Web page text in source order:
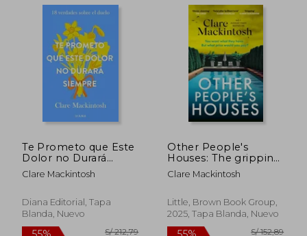
Te Prometo que Este
Dolor no Durará
Siempre: 18 Verdades
Sobre el Duelo
Clare Mackintosh
Diana Editorial, Tapa
Blanda, Nuevo
Other People's
Houses: The gripping,
twisty new thriller (en
Inglés)
Clare Mackintosh
Little, Brown Book Group,
2025, Tapa Blanda, Nuevo